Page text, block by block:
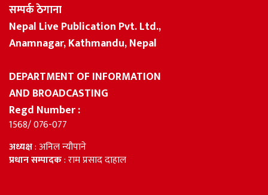
सम्पर्क ठेगाना
Nepal Live Publication Pvt. Ltd.,
Anamnagar, Kathmandu, Nepal
DEPARTMENT OF INFORMATION
AND BROADCASTING
Regd Number :
1568/ 076-077
अध्यक्ष: अनिल न्यौपाने
प्रधान सम्पादक: राम प्रसाद दाहाल